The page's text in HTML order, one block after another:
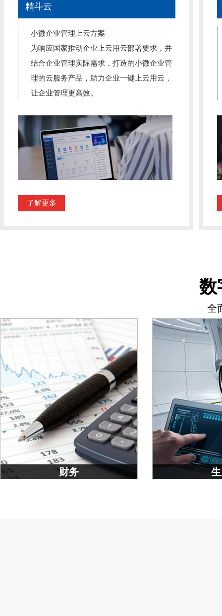
精斗云
小微企业管理上云方案
为响应国家推动企业上云用云部署要求，并
结合企业管理实际需求，打造的小微企业管
理的云服务产品，助力企业一键上云用云，
让企业管理更高效。
了解更多
数
全
财务